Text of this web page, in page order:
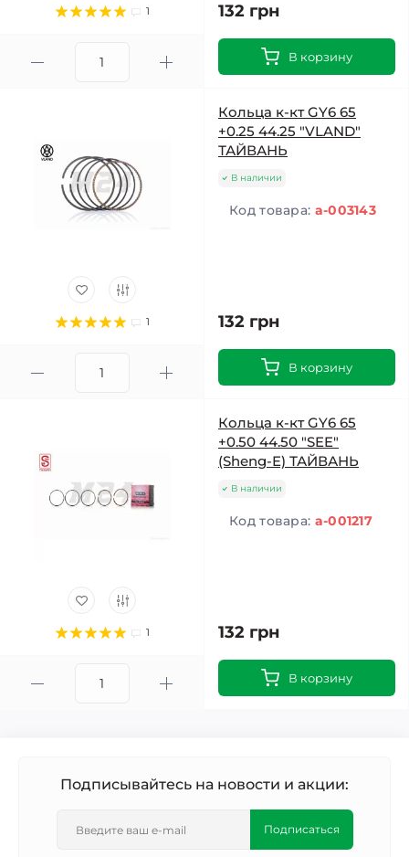
1 132 грн
В корзину
1
Кольца к-кт GY6 65
+0.25 44.25 "VLAND"
ТАЙВАНЬ
В наличии
Код товара: a-003143
132 грн
В корзину
1
Кольца к-кт GY6 65
+0.50 44.50 "SEE"
(Sheng-E) ТАЙВАНЬ
В наличии
Код товара: a-001217
132 грн
В корзину
Подписывайтесь на новости и акции:
Подписаться